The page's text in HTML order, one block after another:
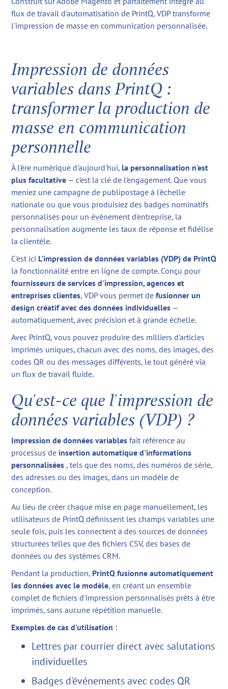
flux de travail d'automatisation de PrintQ, VDP transforme
l'impression de masse en communication personnalisée.
Impression de données
variables dans PrintQ :
transformer la production de
masse en communication
personnelle
À l'ère numérique d'aujourd'hui, la personnalisation n'est
plus facultative — c'est la clé de l'engagement. Que vous
meniez une campagne de publipostage à l'échelle
nationale ou que vous produisiez des badges nominatifs
personnalisés pour un événement d'entreprise, la
personnalisation augmente les taux de réponse et fidélise
la clientèle.
C'est ici L'impression de données variables (VDP) de PrintQ
la fonctionnalité entre en ligne de compte. Conçu pour
fournisseurs de services d'impression, agences et
entreprises clientes, VDP vous permet defusionner un
design créatif avec des données individuelles —
automatiquement, avec précision et à grande échelle.
Avec PrintQ, vous pouvez produire des milliers d'articles
imprimés uniques, chacun avec des noms, des images, des
codes QR ou des messages différents, le tout généré via
un flux de travail fluide.
Qu'est-ce que l'impression de
données variables (VDP) ?
Impression de données variables fait référence au
processus de insertion automatique d'informations
personnalisées , tels que des noms, des numéros de série,
des adresses ou des images, dans un modèle de
conception.
Au lieu de créer chaque mise en page manuellement, les
utilisateurs de PrintQ définissent les champs variables une
seule fois, puis les connectent à des sources de données
structurées telles que des fichiers CSV, des bases de
données ou des systèmes CRM.
Pendant la production, PrintQ fusionne automatiquement
les données avec le modèle, en créant un ensemble
complet de fichiers d'impression personnalisés prêts à être
imprimés, sans aucune répétition manuelle.
Exemples de cas d'utilisation :
Lettres par courrier direct avec salutations
individuelles
Badges d'événements avec codes QR